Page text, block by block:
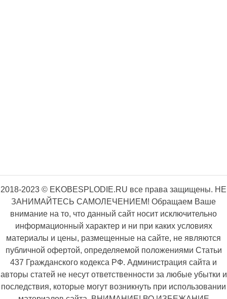
2018-2023 © EKOBESPLODIE.RU все права защищены. НЕ
ЗАНИМАЙТЕСЬ САМОЛЕЧЕНИЕМ! Обращаем Ваше
внимание на то, что данный сайт носит исключительно
информационный характер и ни при каких условиях
материалы и цены, размещенные на сайте, не являются
публичной офертой, определяемой положениями Статьи
437 Гражданского кодекса РФ. Администрация сайта и
авторы статей не несут ответственности за любые убытки и
последствия, которые могут возникнуть при использовании